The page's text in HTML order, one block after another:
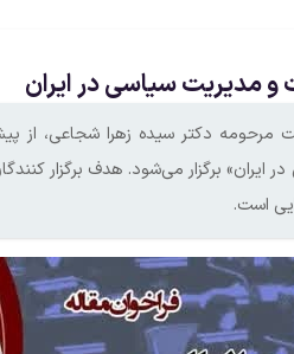
و مدیریت سیاسی در ایران
مرحومه دکتر سیده زهرا شجاعی، از
در ایران» برگزار می‌شود. هدف برگزار
است.